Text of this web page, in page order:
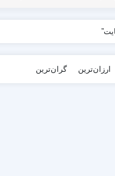
المنت
نمایش لوگو
افتتاحیه
ارزان‌ترین گران‌ترین